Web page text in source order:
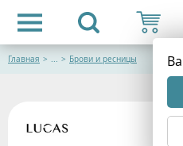
Главная > ... > Брови и ресницы